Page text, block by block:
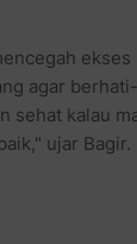
agar
sehat kalau
ujar Bagir.